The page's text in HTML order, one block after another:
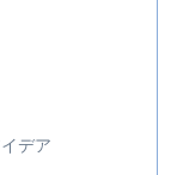
デア